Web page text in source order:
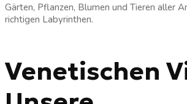
Gärten, Pflanzen, Blumen und Tieren aller
richtigen Labyrinthen.
Venetischen